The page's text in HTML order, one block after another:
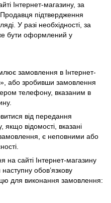
Інтернет-магазину, за
підтвердження
У разі необхідності, за
бути оформлений у
замовлення в Інтернет-
або зробивши замовлення
телефону, вказаним в
від передання
відомості, вказані
є неповними або
сайті Інтернет-магазину
обов’язкову
для виконання замовлення: